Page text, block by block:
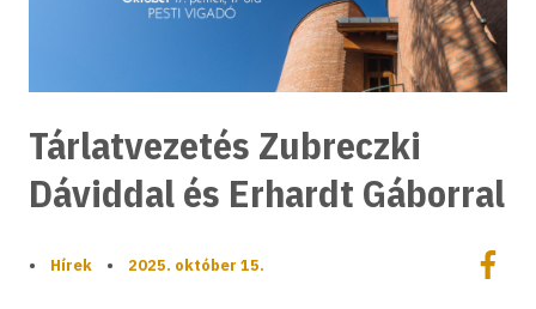
Tárlatvezetés Zubreczki
Dáviddal és Erhardt Gáborral
• Hírek • 2025. október 15.